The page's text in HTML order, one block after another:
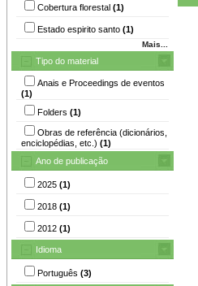
Cobertura florestal (1)
Estado espirito santo (1)
Mais...
Tipo do material
Anais e Proceedings de eventos
(1)
Folders (1)
Obras de referência (dicionários,
enciclopédias, etc.) (1)
Ano de publicação
2025 (1)
2018 (1)
2012 (1)
Idioma
Português (3)